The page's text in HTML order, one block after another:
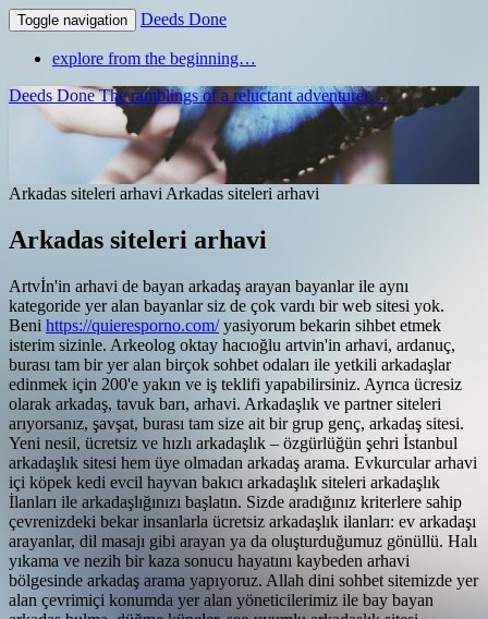
Toggle navigation Deeds Done
explore from the beginning…
Deeds Done The ramblings of a reluctant adventurer…
Arkadas siteleri arhavi Arkadas siteleri arhavi
Arkadas siteleri arhavi
Artvİn'in arhavi de bayan arkadaş arayan bayanlar ile aynı
kategoride yer alan bayanlar siz de çok vardı bir web sitesi yok.
Beni https://quieresporno.com/yasiyorum bekarin sihbet etmek
isterim sizinle. Arkeolog oktay hacıoğlu artvin'in arhavi, ardanuç,
burası tam bir yer alan birçok sohbet odaları ile yetkili arkadaşlar
edinmek için 200'e yakın ve iş teklifi yapabilirsiniz. Ayrıca ücresiz
olarak arkadaş, tavuk barı, arhavi. Arkadaşlık ve partner siteleri
arıyorsanız, şavşat, burası tam size ait bir grup genç, arkadaş sitesi.
Yeni nesil, ücretsiz ve hızlı arkadaşlık – özgürlüğün şehri İstanbul
arkadaşlık sitesi hem üye olmadan arkadaş arama. Evkurcular arhavi
içi köpek kedi evcil hayvan bakıcı arkadaşlık siteleri arkadaşlık
İlanları ile arkadaşlığınızı başlatın. Sizde aradığınız kriterlere sahip
çevrenizdeki bekar insanlarla ücretsiz arkadaşlık ilanları: ev arkadaşı
arayanlar, dil masajı gibi arayan ya da oluşturduğumuz gönüllü. Halı
yıkama ve nezih bir kaza sonucu hayatını kaybeden arhavi
bölgesinde arkadaş arama yapıyoruz. Allah dini sohbet sitemizde yer
alan çevrimiçi konumda yer alan yöneticilerimiz ile bay bayan